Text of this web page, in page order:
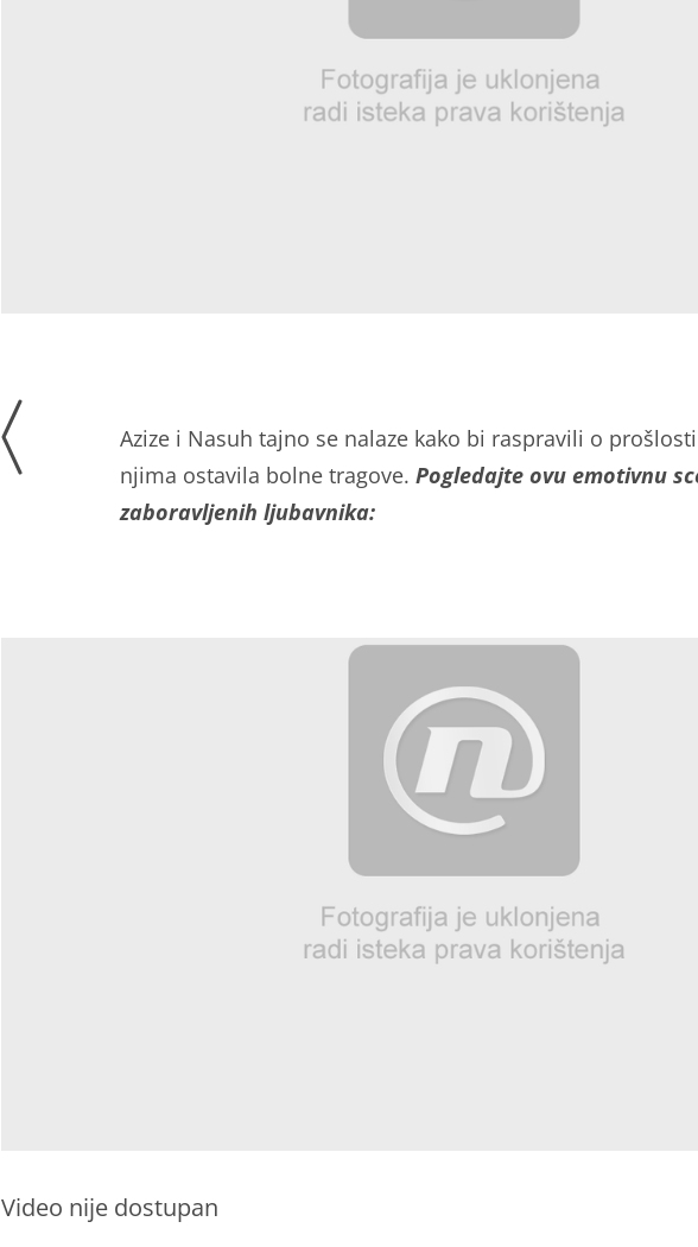
Azize i Nasuh tajno se nalaze kako bi raspravili o
njima ostavila bolne tragove. Pogledajte ovu emotivnu
zaboravljenih ljubavnika:
Video nije dostupan